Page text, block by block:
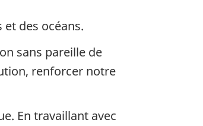
des océans.
sans pareille de
renforcer notre
En travaillant avec